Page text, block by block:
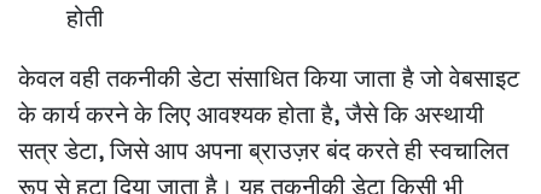
होती
केवल वही तकनीकी डेटा संसाधित किया जाता है जो वेबसाइट
के कार्य करने के लिए आवश्यक होता है, जैसे कि अस्थायी
सत्र डेटा, जिसे आप अपना ब्राउज़र बंद करते ही स्वचालित
रूप से हटा दिया जाता है। यह तकनीकी डेटा किसी भी